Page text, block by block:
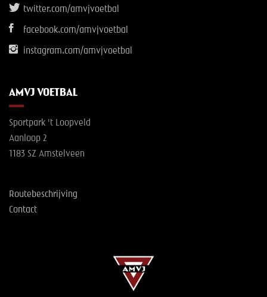
twitter.com/amvjvoetbal
facebook.com/amvjvoetbal
instagram.com/amvjvoetbal
AMVJ VOETBAL
Sportpark 't Loopveld
Aanloop 2
1183 SZ Amstelveen
Routebeschrijving
Contact